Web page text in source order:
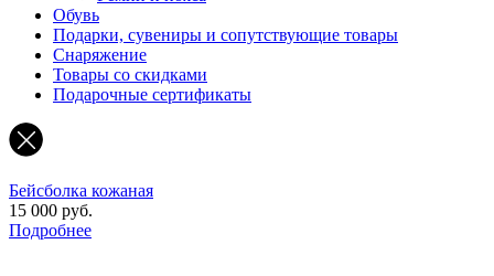
Обувь
Подарки, сувениры и сопутствующие товары
Снаряжение
Товары со скидками
Подарочные сертификаты
Бейсболка кожаная
15 000 руб.
Подробнее